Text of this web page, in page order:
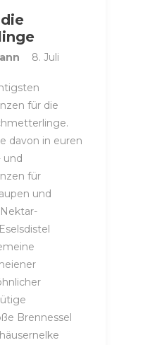
8. Juli
für die
davon in euren
und
für
und
Brennessel